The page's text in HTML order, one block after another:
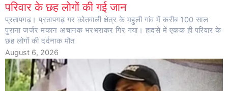
परिवार के छह लोगों की गई जान
प्रतापगढ़। प्रतापगढ़ गर कोतवाली क्षेत्र के महुली गांव में करीब 100 साल
पुराना जर्जर मकान अचानक भरभराकर गिर गया। हादसे में एकक ही परिवार के
छह लोगों की दर्दनाक मौत
August 6, 2026